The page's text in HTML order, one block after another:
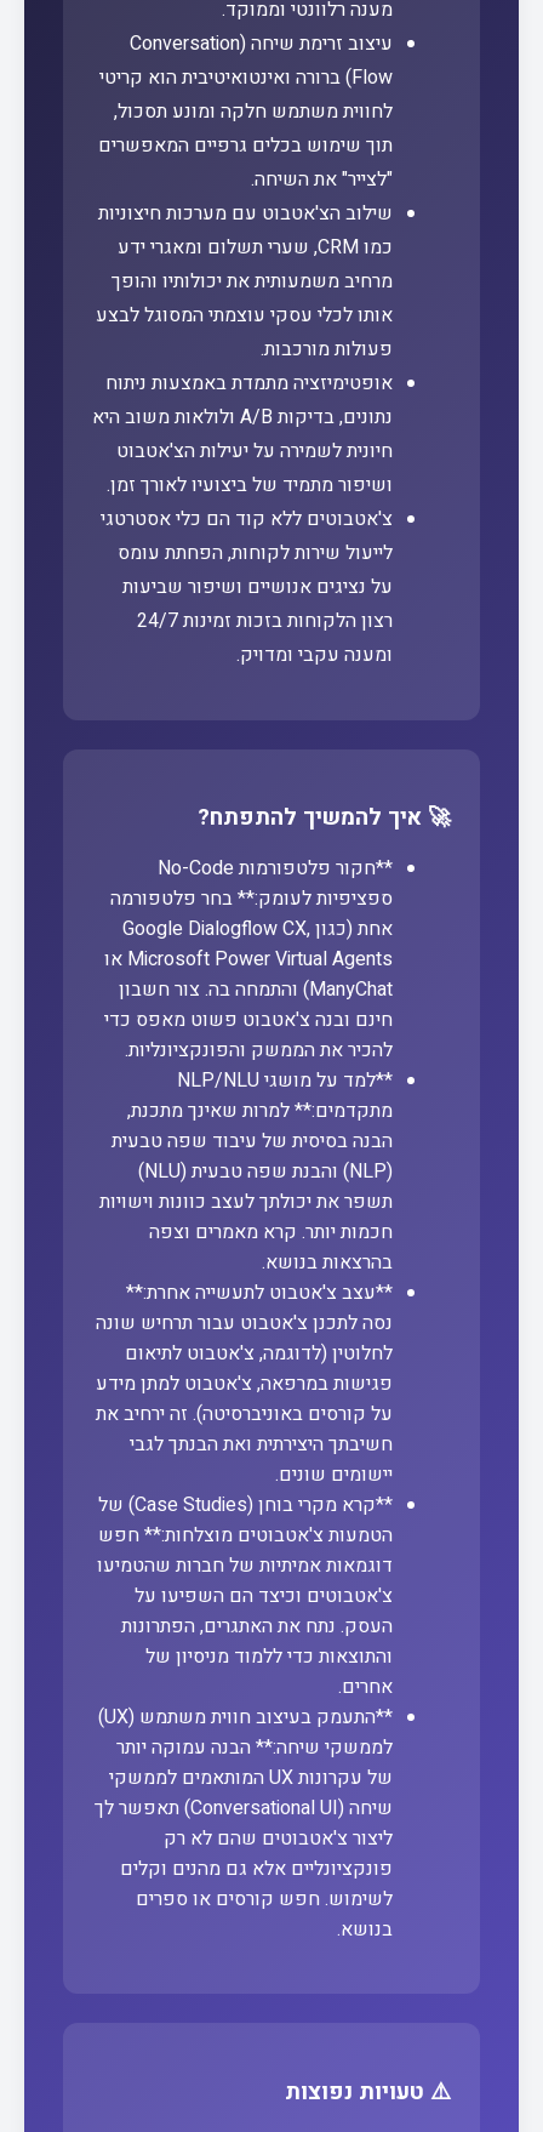
מענה רלוונטי וממוקד.
עיצוב זרימת שיחה (Conversation
Flow) ברורה ואינטואיטיבית הוא קריטי
לחווית משתמש חלקה ומונע תסכול,
תוך שימוש בכלים גרפיים המאפשרים
"לצייר" את השיחה.
שילוב הצ'אטבוט עם מערכות חיצוניות
כמו CRM, שערי תשלום ומאגרי ידע
מרחיב משמעותית את יכולותיו והופך
אותו לכלי עסקי עוצמתי המסוגל לבצע
פעולות מורכבות.
אופטימיזציה מתמדת באמצעות ניתוח
נתונים, בדיקות A/B ולולאות משוב היא
חיונית לשמירה על יעילות הצ'אטבוט
ושיפור מתמיד של ביצועיו לאורך זמן.
צ'אטבוטים ללא קוד הם כלי אסטרטגי
לייעול שירות לקוחות, הפחתת עומס
על נציגים אנושיים ושיפור שביעות
רצון הלקוחות בזכות זמינות 24/7
ומענה עקבי ומדויק.
🚀 איך להמשיך להתפתח?
**חקור פלטפורמות No-Code
ספציפיות לעומק:** בחר פלטפורמה
אחת (כגון Google Dialogflow CX,
Microsoft Power Virtual Agents או
ManyChat) והתמחה בה. צור חשבון
חינם ובנה צ'אטבוט פשוט מאפס כדי
להכיר את הממשק והפונקציונליות.
**למד על מושגי NLP/NLU
מתקדמים:** למרות שאינך מתכנת,
הבנה בסיסית של עיבוד שפה טבעית
(NLP) והבנת שפה טבעית (NLU)
תשפר את יכולתך לעצב כוונות וישויות
חכמות יותר. קרא מאמרים וצפה
בהרצאות בנושא.
**עצב צ'אטבוט לתעשייה אחרת:**
נסה לתכנן צ'אטבוט עבור תרחיש שונה
לחלוטין (לדוגמה, צ'אטבוט לתיאום
פגישות במרפאה, צ'אטבוט למתן מידע
על קורסים באוניברסיטה). זה ירחיב את
חשיבתך היצירתית ואת הבנתך לגבי
יישומים שונים.
**קרא מקרי בוחן (Case Studies) של
הטמעות צ'אטבוטים מוצלחות:** חפש
דוגמאות אמיתיות של חברות שהטמיעו
צ'אטבוטים וכיצד הם השפיעו על
העסק. נתח את האתגרים, הפתרונות
והתוצאות כדי ללמוד מניסיון של
אחרים.
**התעמק בעיצוב חווית משתמש (UX)
לממשקי שיחה:** הבנה עמוקה יותר
של עקרונות UX המותאמים לממשקי
שיחה (Conversational UI) תאפשר לך
ליצור צ'אטבוטים שהם לא רק
פונקציונליים אלא גם מהנים וקלים
לשימוש. חפש קורסים או ספרים
בנושא.
⚠️ טעויות נפוצות